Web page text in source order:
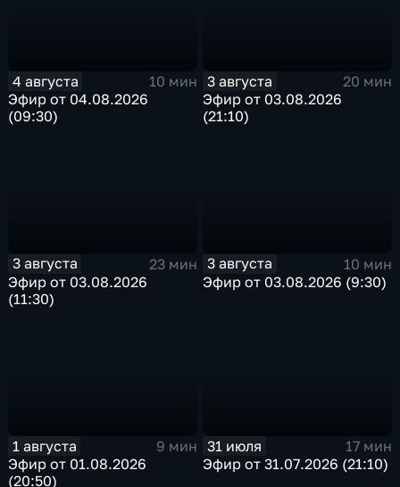
4 августа
10 мин
Эфир от 04.08.2026
(09:30)
3 августа
20 мин
Эфир от 03.08.2026
(21:10)
3 августа
23 мин
Эфир от 03.08.2026
(11:30)
3 августа
10 мин
Эфир от 03.08.2026 (9:30)
1 августа
9 мин
Эфир от 01.08.2026
(20:50)
31 июля
17 мин
Эфир от 31.07.2026 (21:10)